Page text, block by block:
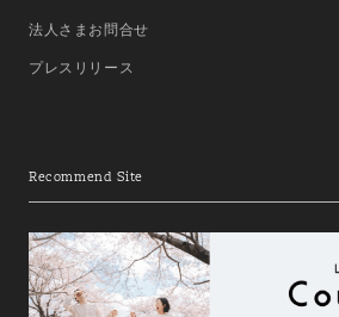
法人さまお問合せ
プレスリリース
Recommend Site